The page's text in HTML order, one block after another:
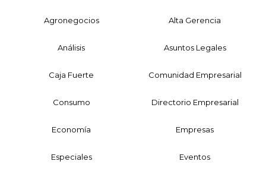
Agronegocios Alta Gerencia
Análisis Asuntos Legales
Caja Fuerte Comunidad Empresarial
Consumo Directorio Empresarial
Economía Empresas
Especiales Eventos